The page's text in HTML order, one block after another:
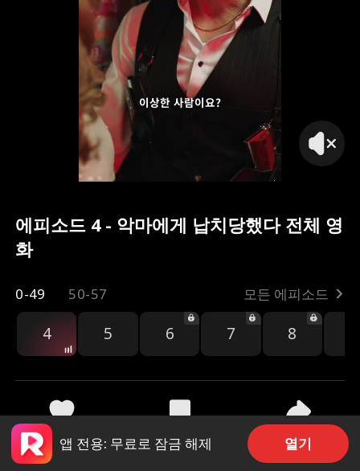
이상한 사람이요?
에피소드 4 - 악마에게 납치당했다 전체 영
화
0-49 50-57 모든 에피소드
4 5 6 7 8
4.2k 126.5k 공유
앱 전용: 무료로 잠금 해제 열기